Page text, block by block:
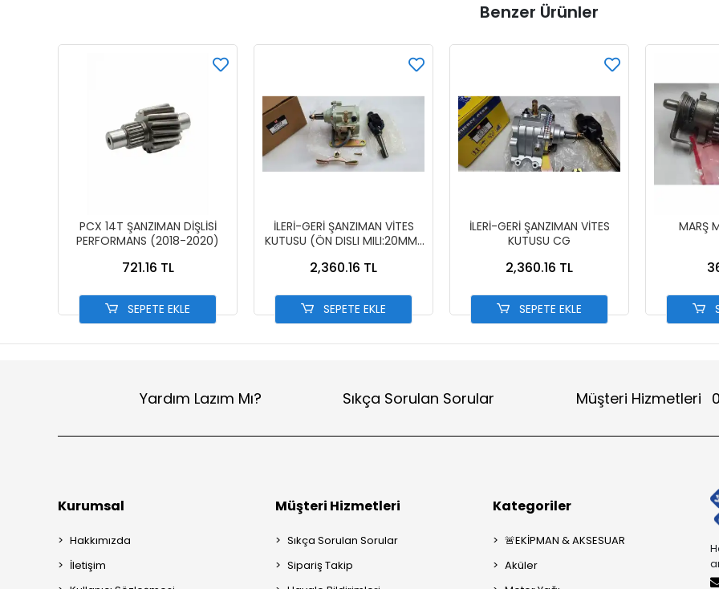
Benzer Ürünler
PCX 14T ŞANZIMAN DİŞLİSİ
PERFORMANS (2018-2020)
721.16 TL
SEPETE EKLE
İLERİ-GERİ ŞANZIMAN VİTES
KUTUSU (ÖN DISLI MILI:20MM)
2,360.16 TL
SEPETE EKLE
İLERİ-GERİ ŞANZIMAN VİTES
KUTUSU CG
2,360.16 TL
SEPETE EKLE
MARŞ
Yardım Lazım Mı? Sıkça Sorulan Sorular Müşteri Hizmetleri
Kurumsal
Hakkımızda
İletişim
Müşteri Hizmetleri
Sıkça Sorulan Sorular
Sipariş Takip
Kategoriler
🚨EKİPMAN & AKSESUAR
Aküler